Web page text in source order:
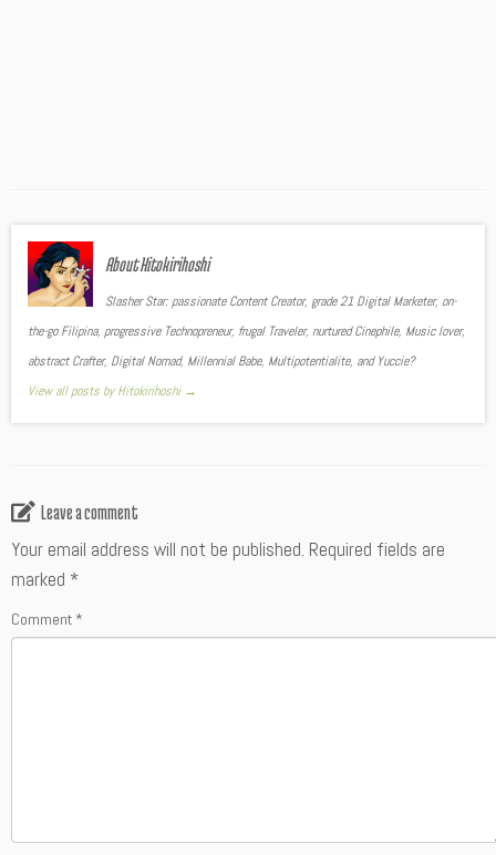
About Hitokirihoshi
Slasher Star: passionate Content Creator, grade 21 Digital Marketer, on-
the-go Filipina, progressive Technopreneur, frugal Traveler, nurtured Cinephile, Music lover,
abstract Crafter, Digital Nomad, Millennial Babe, Multipotentialite, and Yuccie?
View all posts by Hitokirihoshi →
Leave a comment
Your email address will not be published. Required fields are
marked *
Comment *